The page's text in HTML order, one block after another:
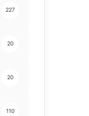
227
20
20
110